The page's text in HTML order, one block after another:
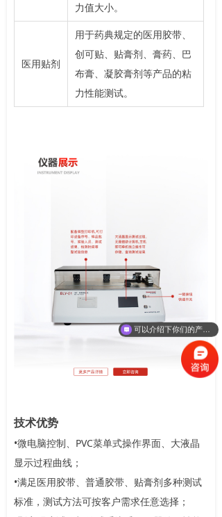
力值大小。
医用贴剂
用于药典规定的医用胶带、
创可贴、贴膏剂、膏药、巴
布膏、凝胶膏剂等产品的粘
力性能测试。
技术优势
•微电脑控制、PVC菜单式操作界面、大液晶
显示过程曲线；
•满足医用胶带、普通胶带、贴膏剂多种测试
标准，测试方法可按客户需求任意选择；
可以介绍下你们的产品么